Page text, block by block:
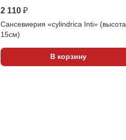
2 110 ₽
Сансевиерия «cylindrica Inti» (высота
15см)
В корзину